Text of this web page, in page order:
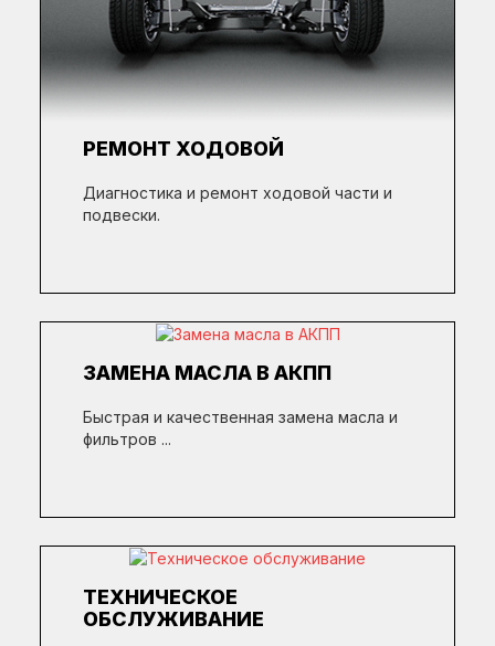
РЕМОНТ ХОДОВОЙ
Диагностика и ремонт ходовой части и
подвески.
ЗАМЕНА МАСЛА В АКПП
Быстрая и качественная замена масла и
фильтров ...
ТЕХНИЧЕСКОЕ
ОБСЛУЖИВАНИЕ